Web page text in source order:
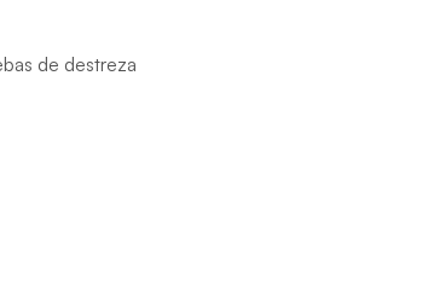
de destreza